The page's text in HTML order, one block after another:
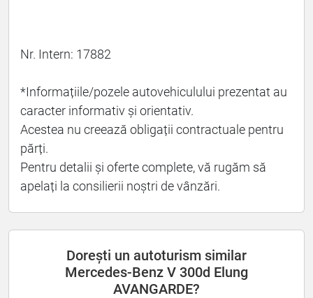
Nr. Intern: 17882
*Informațiile/pozele autovehiculului prezentat au
caracter informativ și orientativ.
Acestea nu creează obligații contractuale pentru
părți.
Pentru detalii și oferte complete, vă rugăm să
apelați la consilierii noștri de vânzări.
Dorești un autoturism similar
Mercedes-Benz V 300d Elung
AVANGARDE?